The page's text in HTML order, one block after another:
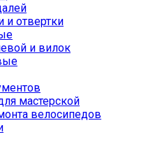
и отвертки
и вилок
мастерской
велосипедов